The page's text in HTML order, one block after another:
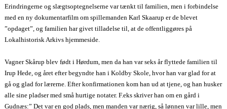
Erindringerne og slægtsoptegnelserne var tænkt til familien, men i forbindelse
med en ny dokumentarfilm om spillemanden Karl Skaarup er de blevet
”opdaget”, og familien har givet tilladelse til, at de offentliggøres på
Lokalhistorisk Arkivs hjemmeside.
Vagner Skårup blev født i Hørdum, men da han var seks år flyttede familien til
Irup Hede, og året efter begyndte han i Koldby Skole, hvor han var glad for at
gå og glad for lærerne. Efter konfirmationen kom han ud at tjene, og han husker
alle sine pladser med små hurtige notater. F.eks skriver han om en gård i
Gudnæs:” Det var en god plads, men manden var nærig, så lønnen var lille, men